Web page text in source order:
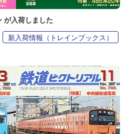
が入荷しました
新入荷情報（トレインブックス）